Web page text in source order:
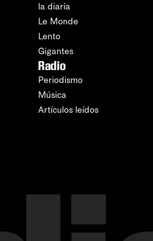
la diaria
Le Monde
Lento
Gigantes
Radio
Periodismo
Música
Artículos leídos